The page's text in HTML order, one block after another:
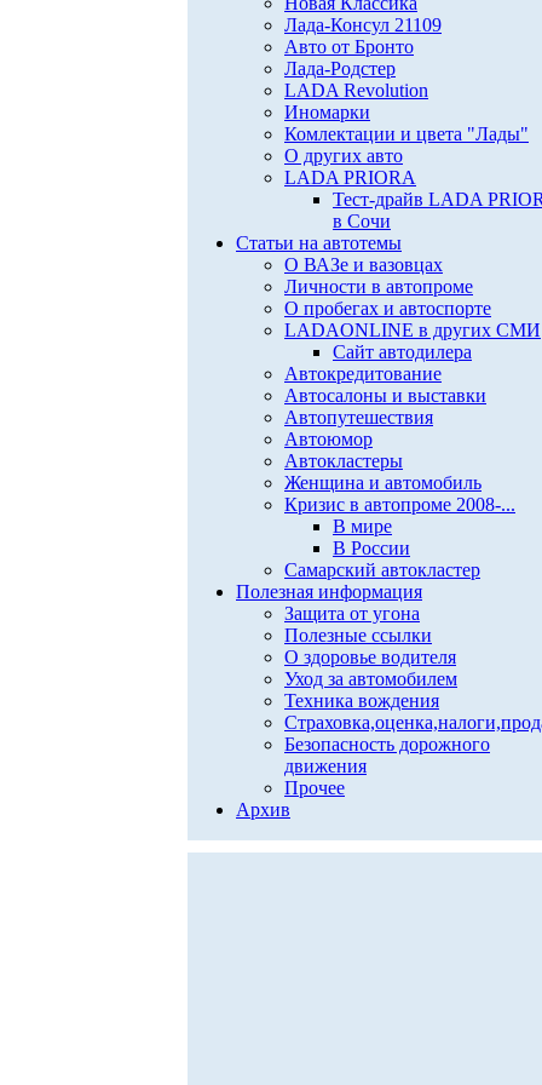
Лада-Консул 21109
Авто от Бронто
Лада-Родстер
LADA Revolution
Иномарки
Комлектации и цвета "Лады"
О других авто
LADA PRIORA
Тест-драйв LADA
в Сочи
Статьи на автотемы
О ВАЗе и вазовцах
Личности в автопроме
О пробегах и автоспорте
LADAONLINE в других СМИ
Сайт автодилера
Автокредитование
Автосалоны и выставки
Автопутешествия
Автоюмор
Автокластеры
Женщина и автомобиль
Кризис в автопроме 2008-...
В мире
В России
Самарский автокластер
Полезная информация
Защита от угона
Полезные ссылки
О здоровье водителя
Уход за автомобилем
Техника вождения
Безопасность дорожного
движения
Прочее
Архив